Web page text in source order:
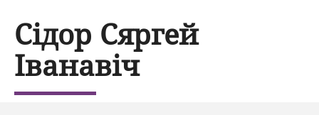
Сідор Сяргей
Іванавіч